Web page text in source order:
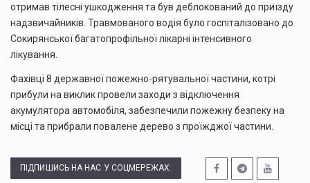
отримав тілесні ушкодження та був деблокований до приїзду
надзвичайників. Травмованого водія було госпіталізовано до
Сокирянської багатопрофільної лікарні інтенсивного
лікування.
Фахівці 8 державної пожежно-рятувальної частини, котрі
прибули на виклик провели заходи з відключення
акумулятора автомобіля, забезпечили пожежну безпеку на
місці та прибрали повалене дерево з проїжджої частини.
ПІДПИШИСЬ НА НАС У СОЦМЕРЕЖАХ: